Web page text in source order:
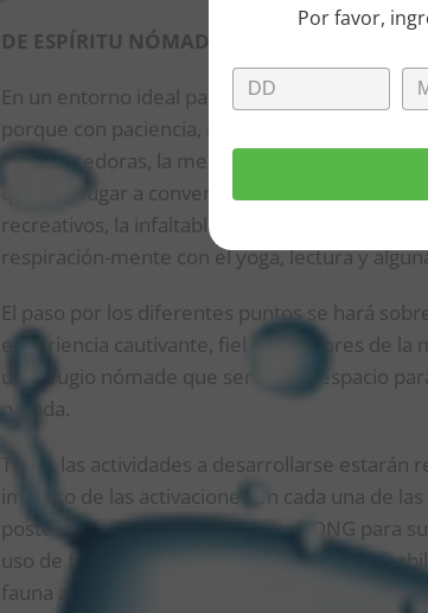
Por favor,
DE ESPÍRITU NÓMADE, CON ACTIVIDADES
En un entorno ideal para pasar un verano
porque con paciencia, recorre largas
enriquecedoras, la meditación y fomento
que den lugar a conversación, serán el foco
recreativos, la infaltable presencia de la
respiración-mente con el yoga, lectura y
El paso por los diferentes puntos se hará
experiencia cautivante, fiel a los valores de la
un refugio nómade que servirá de espacio
parada.
Todas las actividades a desarrollarse estarán
impacto de las activaciones en cada una de
posterior reciclaje a cargo de una ONG para
uso de fogones, regulación de los lugares
fauna autóctona.